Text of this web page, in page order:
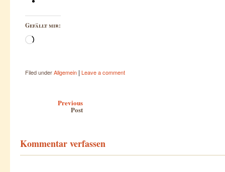
Gefällt mir:
Wird
Filed underAllgemein | Leave a comment
Previous
Post
Kommentar verfassen